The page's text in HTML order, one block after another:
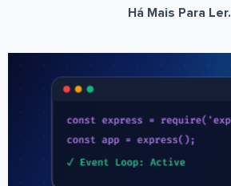
Há Mais Para Ler.